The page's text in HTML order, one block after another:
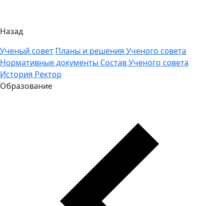
Назад
Ученый совет Планы и решения Ученого совета
Нормативные документы Состав Ученого совета
История Ректор
Образование